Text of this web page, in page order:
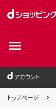
アカウント
トップページ